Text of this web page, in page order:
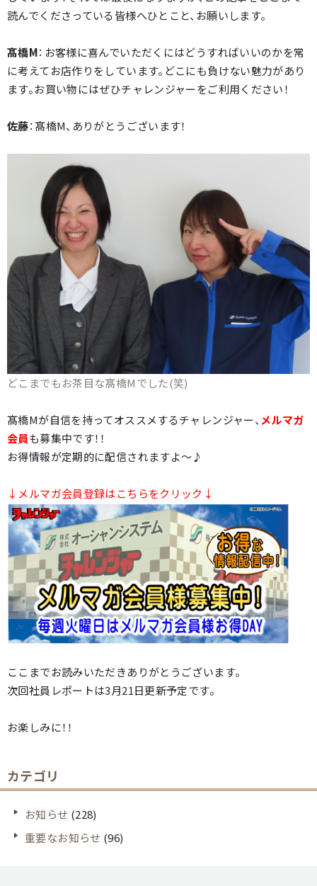
読んでくださっている皆様へひとこと、お願いします。
髙橋M：お客様に喜んでいただくにはどうすればいいのかを常
に考えてお店作りをしています。どこにも負けない魅力があり
ます。お買い物にはぜひチャレンジャーをご利用ください！
佐藤：髙橋M、ありがとうございます！
どこまでもお茶目な髙橋Mでした(笑)
髙橋Mが自信を持ってオススメするチャレンジャー、 メルマガ
会員も募集中です！！
お得情報が定期的に配信されますよ～♪
↓メルマガ会員登録はこちらをクリック↓
ここまでお読みいただきありがとうございます。
次回社員レポートは3月21日更新予定です。
お楽しみに！！
カテゴリ
お知らせ (228)
重要なお知らせ (96)